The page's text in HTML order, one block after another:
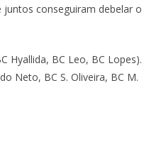
conseguiram debelar o
Hyallida, BC Leo, BC Lopes).
Neto, BC S. Oliveira, BC M.